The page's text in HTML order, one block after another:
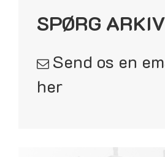
SPØRG
Send os en
her